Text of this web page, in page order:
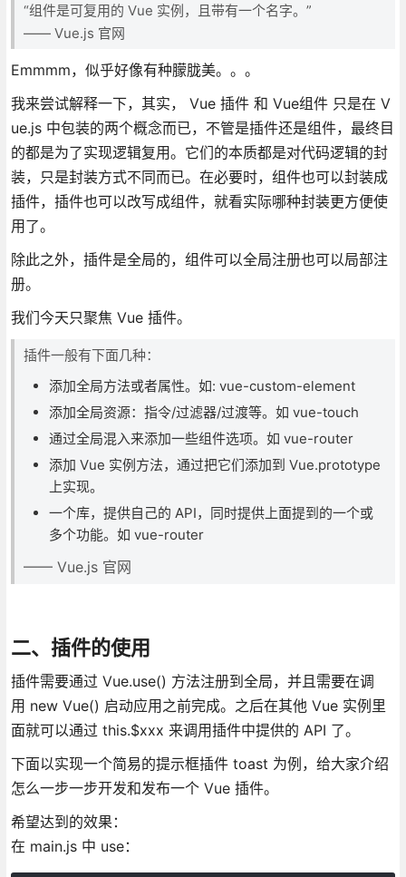
“组件是可复用的 Vue 实例，且带有一个名字。”
—— Vue.js 官网
Emmmm，似乎好像有种朦胧美。。。
我来尝试解释一下，其实， Vue 插件 和 Vue组件 只是在 V
ue.js 中包装的两个概念而已，不管是插件还是组件，最终目
的都是为了实现逻辑复用。它们的本质都是对代码逻辑的封
装，只是封装方式不同而已。在必要时，组件也可以封装成
插件，插件也可以改写成组件，就看实际哪种封装更方便使
用了。
除此之外，插件是全局的，组件可以全局注册也可以局部注
册。
我们今天只聚焦 Vue 插件。
插件一般有下面几种：
添加全局方法或者属性。如: vue-custom-element
添加全局资源：指令/过滤器/过渡等。如 vue-touch
通过全局混入来添加一些组件选项。如 vue-router
添加 Vue 实例方法，通过把它们添加到 Vue.prototype
上实现。
一个库，提供自己的 API，同时提供上面提到的一个或
多个功能。如 vue-router
—— Vue.js 官网
二、插件的使用
插件需要通过 Vue.use() 方法注册到全局，并且需要在调
用 new Vue() 启动应用之前完成。之后在其他 Vue 实例里
面就可以通过 this.$xxx 来调用插件中提供的 API 了。
下面以实现一个简易的提示框插件 toast 为例，给大家介绍
怎么一步一步开发和发布一个 Vue 插件。
希望达到的效果：
在 main.js 中 use：